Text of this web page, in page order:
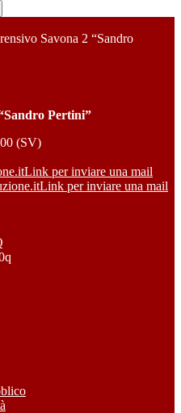
Savona 2 “Sandro
Pertini”
(SV)
Link per inviare una mail
Link per inviare una mail